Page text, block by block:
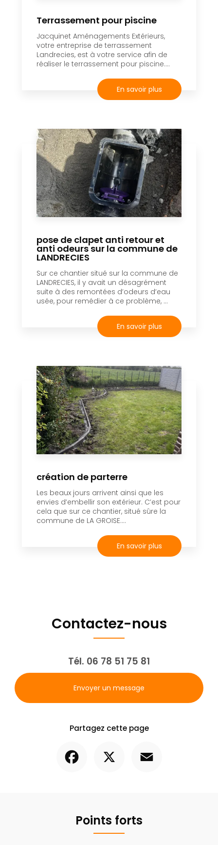
Terrassement pour piscine
Jacquinet Aménagements Extérieurs,
votre entreprise de terrassement
Landrecies, est à votre service afin de
réaliser le terrassement pour piscine....
En savoir plus
pose de clapet anti retour et
anti odeurs sur la commune de
LANDRECIES
Sur ce chantier situé sur la commune de
LANDRECIES, il y avait un désagrément
suite à des remontées d’odeurs d’eau
usée, pour remédier à ce problème, ...
En savoir plus
création de parterre
Les beaux jours arrivent ainsi que les
envies d’embellir son extérieur. C’est pour
cela que sur ce chantier, situé sûre la
commune de LA GROISE....
En savoir plus
Contactez-nous
Tél. 06 78 51 75 81
Envoyer un message
Partagez cette page
Points forts